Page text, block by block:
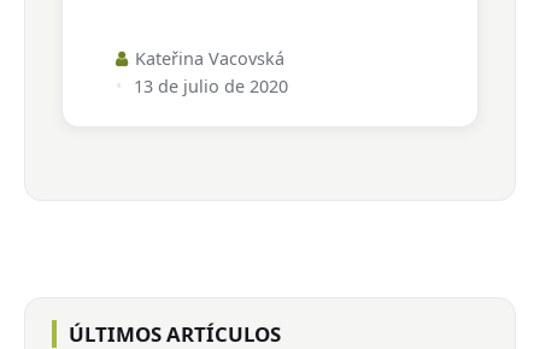
Kateřina Vacovská
13 de julio de 2020
ÚLTIMOS ARTÍCULOS